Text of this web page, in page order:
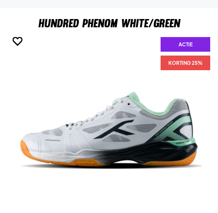
Hundred Phenom White/Green
ACTIE
KORTING 25%
ACTIE
KORTING 25%
ACTIE
KORTING 25%
ACTIE
KORTING 25%
ACTIE
KORTING 25%
ACTIE
KORTING 25%